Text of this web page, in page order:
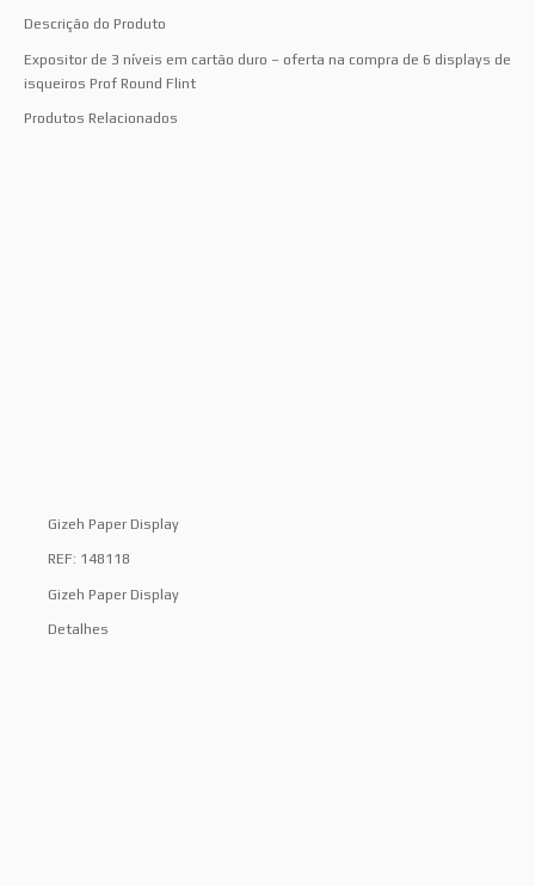
Descrição do Produto
Expositor de 3 níveis em cartão duro – oferta na compra de 6 displays de
isqueiros Prof Round Flint
Produtos Relacionados
Gizeh Paper Display
REF: 148118
Gizeh Paper Display
Detalhes